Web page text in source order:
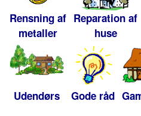
Rensning af
metaller
Reparation af
huse
Udendørs Gode råd